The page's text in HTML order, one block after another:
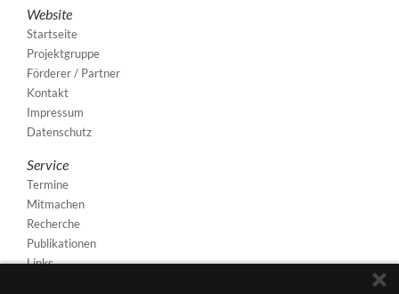
Website
Startseite
Projektgruppe
Förderer / Partner
Kontakt
Impressum
Datenschutz
Service
Termine
Mitmachen
Recherche
Publikationen
Links